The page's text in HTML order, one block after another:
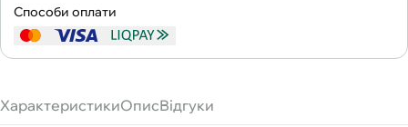
Способи оплати
ХарактеристикиОписВідгуки